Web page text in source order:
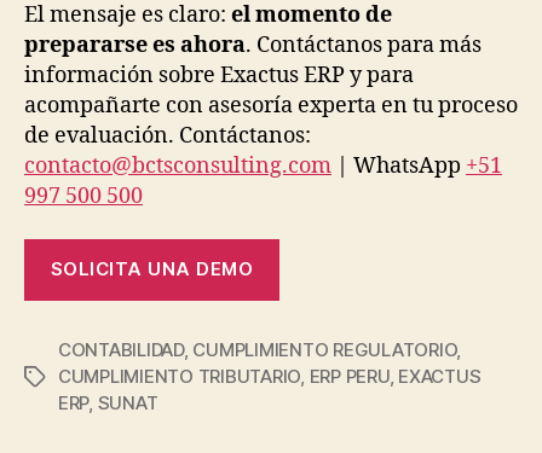
El mensaje es claro: el momento de
prepararse es ahora. Contáctanos para más
información sobre Exactus ERP y para
acompañarte con asesoría experta en tu proceso
de evaluación. Contáctanos:
contacto@bctsconsulting.com | WhatsApp +51
997 500 500
SOLICITA UNA DEMO
CONTABILIDAD, CUMPLIMIENTO REGULATORIO,
CUMPLIMIENTO TRIBUTARIO ERP PERU, EXACTUS
ERP, SUNAT